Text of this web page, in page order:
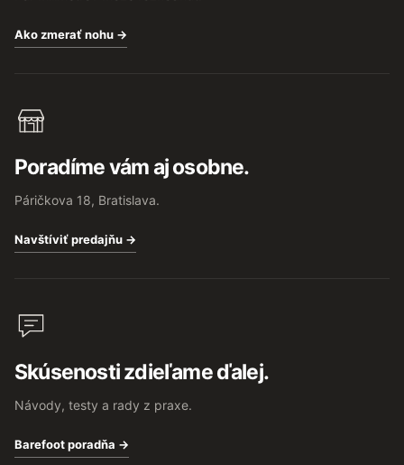
Ako zmerať nohu →
Poradíme vám aj osobne.
Páričkova 18, Bratislava.
Navštíviť predajňu →
Skúsenosti zdieľame ďalej.
Návody, testy a rady z praxe.
Barefoot poradňa →